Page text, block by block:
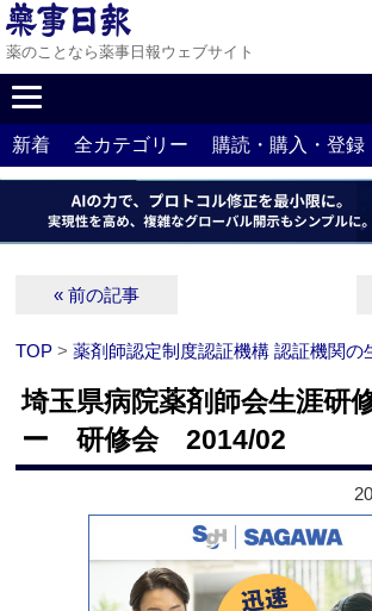
薬のことなら薬事日報ウェブサイト
新着 全カテゴリー 購読・購入・登録
« 前の記事
TOP >薬剤師認定制度認証機構 認証機関の
埼玉県病院薬剤師会生涯研
ー 研修会 2014/02